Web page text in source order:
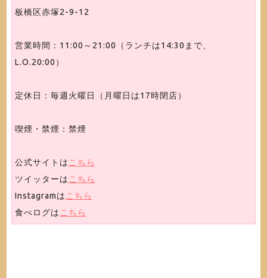
板橋区赤塚2-9-12
営業時間：11:00～21:00（ランチは14:30まで、
L.O.20:00）
定休日：毎週火曜日（月曜日は17時閉店）
喫煙・禁煙：禁煙
公式サイトは こちら
ツイッターは こちら
Instagramは こちら
食べログは こちら